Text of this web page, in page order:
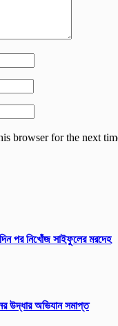
browser for the next
পর নিখোঁজ সাইফুলের মরদেহ
উদ্ধার অভিযান সমাপ্ত